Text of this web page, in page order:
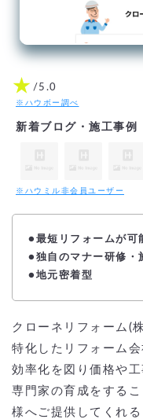
★ /5.0
※ハウボー調べ
新着ブログ・施工事例
※ハウミル非会員ユーザー
●最短リフォームが可
●独自のマナー研修・
●地元密着型
クローネリフォーム(
特化したリフォーム
効率化を図り価格や
専門家の育成をする
様へご提供してくれ